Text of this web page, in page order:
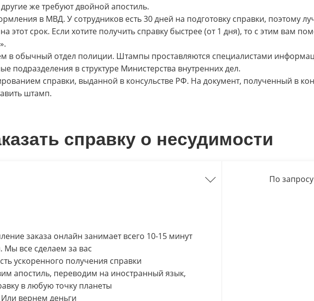
же требуют двойной апостиль.
в МВД. У сотрудников есть 30 дней на подготовку справки, поэтому
этот срок. Если хотите получить справку быстрее (от 1 дня), то с этим вам
в обычный отдел полиции. Штампы проставляются специалистами
подразделения в структуре Министерства внутренних дел.
справки, выданной в консульстве РФ. На документ, полученный в
штамп.
справку о несудимости
заказа онлайн занимает всего 10-15 минут
все сделаем за вас
ускоренного получения справки
апостиль, переводим на иностранный язык,
в любую точку планеты
Или вернем деньги
По запросу